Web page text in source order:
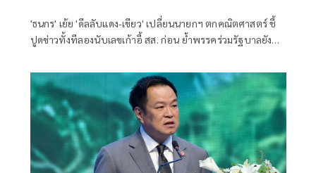
'ธนกร' เย้ย 'ดีลลับแดง-เขียว' เปลี่ยนนายกฯ ตกคณิตศาสตร์ ชี้
ปูดข่าวทั้งทีลองนับเลขเก้าอี้ สส. ก่อน ย้ำพรรคร่วมรัฐบาลยัง